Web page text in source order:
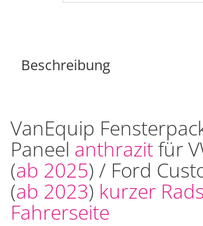
Beschreibung
VanEquip
Paneel anthrazitfür
(ab 2025) / Ford
(ab 2023) kurzer
Fahrerseite